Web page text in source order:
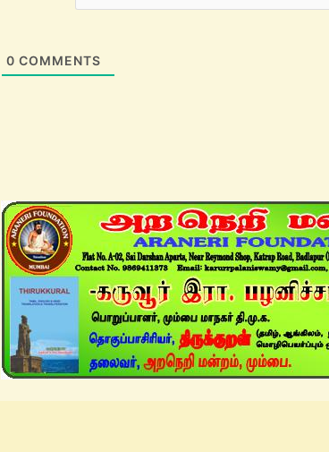
0 COMMENTS